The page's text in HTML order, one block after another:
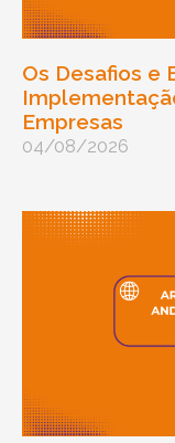
Os Desafios e
Empresas
04/08/2026